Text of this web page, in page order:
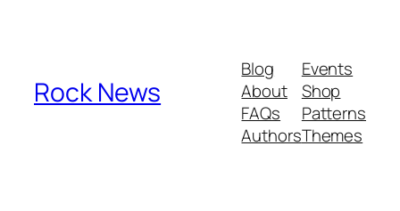
Rock News
Blog
About
FAQs
Authors
Events
Shop
Patterns
Themes